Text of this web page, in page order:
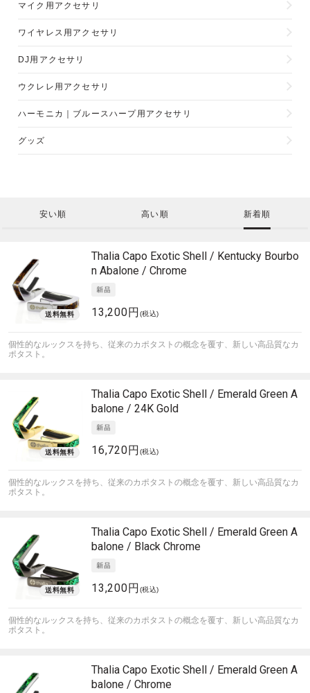
マイク用アクセサリ
ワイヤレス用アクセサリ
DJ用アクセサリ
ウクレレ用アクセサリ
ハーモニカ｜ブルースハープ用アクセサリ
グッズ
安い順 高い順 新着順
Thalia Capo Exotic Shell / Kentucky Bourbo
n Abalone / Chrome
13,200円 (税込)
個性的なルックスを持ち、従来のカポタストの概念を覆す、新しい高品質なカ
ポタスト。
Thalia Capo Exotic Shell / Emerald Green A
balone / 24K Gold
16,720円 (税込)
個性的なルックスを持ち、従来のカポタストの概念を覆す、新しい高品質なカ
ポタスト。
Thalia Capo Exotic Shell / Emerald Green A
balone / Black Chrome
13,200円 (税込)
個性的なルックスを持ち、従来のカポタストの概念を覆す、新しい高品質なカ
ポタスト。
Thalia Capo Exotic Shell / Emerald Green A
balone / Chrome